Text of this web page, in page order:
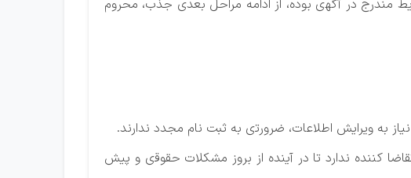
ﻣﻨﺪرج در آﮔﻬی ﺑﻮده، از اداﻣﻪ ﻣﺮاﺣﻞ ﺑﻌﺪی ﺟﺬب، ﻣﺤﺮوم
ﺑﻪ وﻳﺮاﻳﺶ اﻃﻼﻋﺎت، ﺿﺮورﺗی ﺑﻪ ﺛﺒﺖ ﻧﺎم ﻣﺠﺪد ﻧﺪارﻧﺪ.
ﻛﻨﻨﺪه ﻧﺪارد ﺗﺎ در آﻳﻨﺪه از ﺑﺮوز ﻣﺸﻜﻼت ﺣﻘﻮﻗی و ﭘﻴﺶ